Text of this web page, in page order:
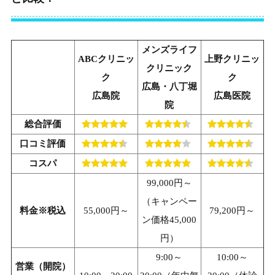
ABCクリニッ
ク
広島院
メンズライフ
クリニック
広島・八丁堀
院
上野クリニッ
ク
広島医院
総合評価
口コミ評価
コスパ
料金※税込 55,000円～
99,000円～
（キャンペー
ン価格45,000
円）
79,200円～
営業（開院）
9:00～
10:00～